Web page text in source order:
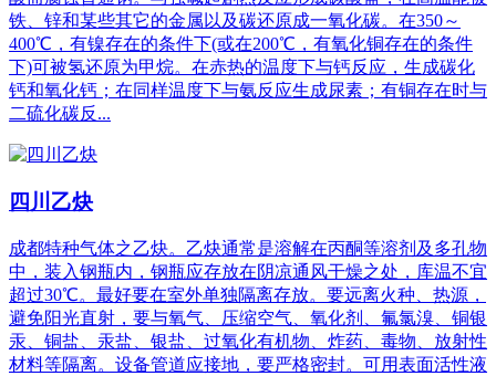
铁、锌和某些其它的金属以及碳还原成一氧化碳。在350～
400℃，有镍存在的条件下(或在200℃，有氧化铜存在的条件
下)可被氢还原为甲烷。在赤热的温度下与钙反应，生成碳化
钙和氧化钙；在同样温度下与氨反应生成尿素；有铜存在时与
二硫化碳反...
四川乙炔
成都特种气体之乙炔。乙炔通常是溶解在丙酮等溶剂及多孔物
中，装入钢瓶内，钢瓶应存放在阴凉通风干燥之处，库温不宜
超过30℃。最好要在室外单独隔离存放。要远离火种、热源，
避免阳光直射，要与氧气、压缩空气、氧化剂、氟氯溴、铜银
汞、铜盐、汞盐、银盐、过氧化有机物、炸药、毒物、放射性
材料等隔离。设备管道应接地，要严格密封。可用表面活性液